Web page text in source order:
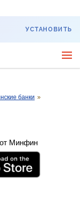
УСТАНОВИТЬ
банки »
Минфин